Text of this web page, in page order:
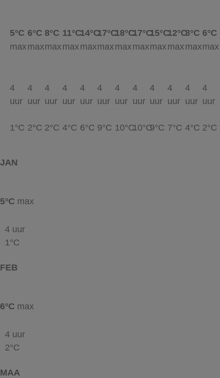
5°C
max
4
uur
1°C
6°C
max
4
uur
2°C
8°C
max
4
uur
2°C
11°C
max
4
uur
4°C
14°C
max
4
uur
6°C
17°C
max
4
uur
9°C
18°C
max
4
uur
10°C
17°C
max
4
uur
10°C
15°C
max
4
uur
9°C
12°C
max
4
uur
7°C
8°C
max
4
uur
4°C
6°C
max
4
uur
2°C
JAN
5°C max
4 uur
1°C
FEB
6°C max
4 uur
2°C
MAA